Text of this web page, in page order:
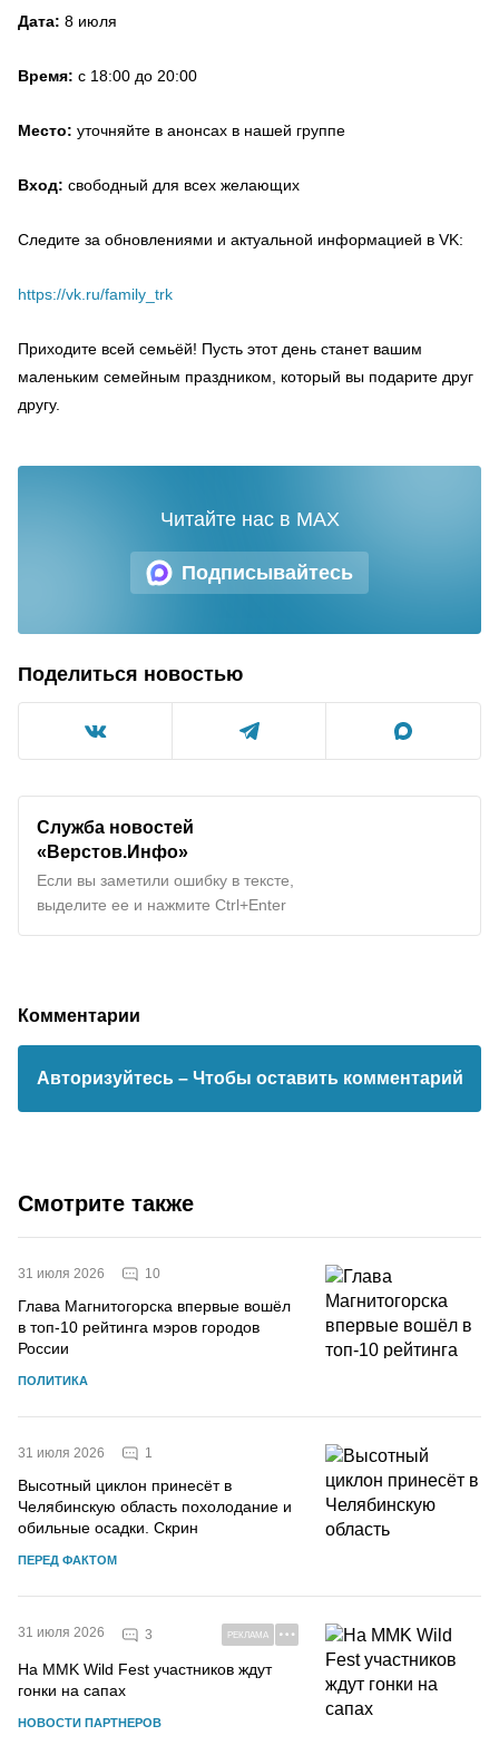
Дата: 8 июля
Время: с 18:00 до 20:00
Место: уточняйте в анонсах в нашей группе
Вход: свободный для всех желающих
Следите за обновлениями и актуальной информацией в VK:
https://vk.ru/family_trk
Приходите всей семьёй! Пусть этот день станет вашим
маленьким семейным праздником, который вы подарите друг
другу.
Подписывайтесь
Читайте нас в MAX
Поделиться новостью
Служба новостей
«Верстов.Инфо»
Если вы заметили ошибку в тексте,
выделите ее и нажмите Ctrl+Enter
Комментарии
Авторизуйтесь – Чтобы оставить комментарий
Смотрите также
31 июля 2026 10
Глава Магнитогорска впервые вошёл
в топ-10 рейтинга мэров городов
России
ПОЛИТИКА
31 июля 2026 1
Высотный циклон принесёт в
Челябинскую область похолодание и
обильные осадки. Скрин
ПЕРЕД ФАКТОМ
31 июля 2026 3 РЕКЛАМА
На MMK Wild Fest участников ждут
гонки на сапах
НОВОСТИ ПАРТНЕРОВ